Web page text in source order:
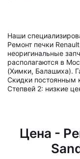
Наши
Ремонт печки
неоригинальные
располагаются в
(Химки, Балашиха).
Скидки постоянным
Степвей 2: низкие
Цена -